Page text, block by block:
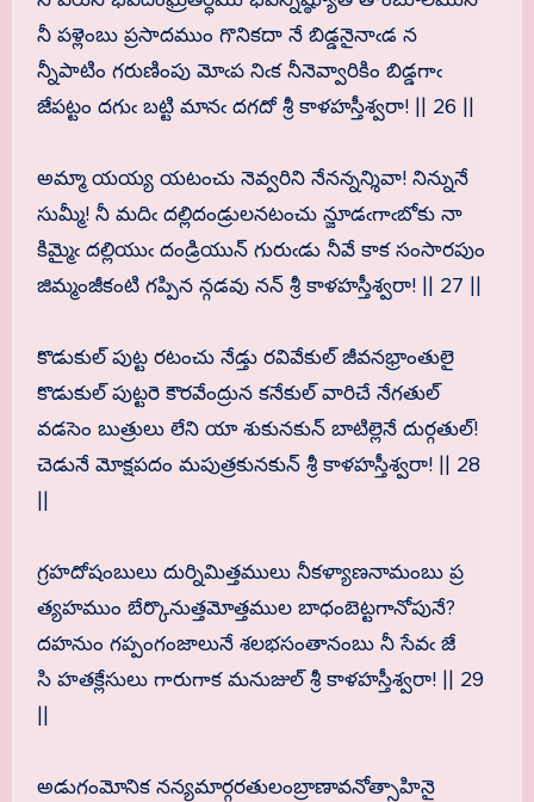
నీ పళ్లెంబు ప్రసాదముం గొనికదా నే బిడ్డనైనాఁడ న
న్నీపాటిం గరుణింపు మోఁప నిఁక నీనెవ్వారికిం బిడ్డగాఁ
జేపట్టం దగుఁ బట్టి మానఁ దగదో శ్రీ కాళహస్తీశ్వరా! || 26 ||
అమ్మా యయ్య యటంచు నెవ్వరిని నేనన్నన్శివా! నిన్నునే
సుమ్మీ! నీ మదిఁ దల్లిదండ్రులనటంచు న్జూడఁగాఁబోకు నా
కిమ్మైఁ దల్లియుఁ దండ్రియున్ గురుఁడు నీవే కాక సంసారపుం
జిమ్మంజీకంటి గప్పిన న్గడవు నన్ శ్రీ కాళహస్తీశ్వరా! || 27 ||
కొడుకుల్ పుట్ట రటంచు నేడ్తు రవివేకుల్ జీవనభ్రాంతులై
కొడుకుల్ పుట్టరె కౌరవేంద్రున కనేకుల్ వారిచే నేగతుల్
వడసెం బుత్రులు లేని యా శుకునకున్ బాటిల్లెనే దుర్గతుల్!
చెడునే మోక్షపదం మపుత్రకునకున్ శ్రీ కాళహస్తీశ్వరా! || 28
గ్రహదోషంబులు దుర్నిమిత్తములు నీకళ్యాణనామంబు ప్ర
త్యహముం బేర్కొనుత్తమోత్తముల బాధంబెట్టగానోపునే?
దహనుం గప్పంగంజాలునే శలభసంతానంబు నీ సేవఁ జే
సి హతక్లేసులు గారుగాక మనుజుల్ శ్రీ కాళహస్తీశ్వరా! || 29
అడుగంమోనిక నన్యమార్గరతులంబ్రాణావనోత్సాహినై